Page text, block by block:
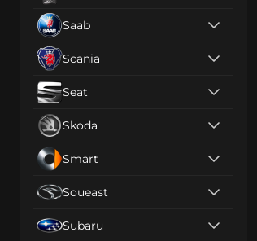
Saab
Scania
Seat
Skoda
Smart
Soueast
Subaru